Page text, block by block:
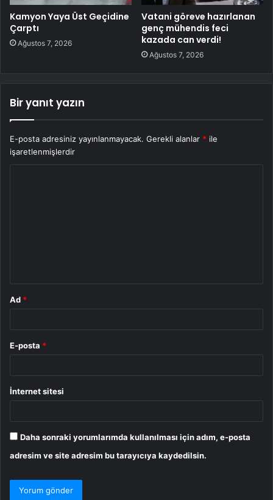
Kamyon Yaya Üst Geçidine
Çarptı
Ağustos 7, 2026
Vatani göreve hazırlanan
genç mühendis feci
kazada can verdi!
Ağustos 7, 2026
Bir yanıt yazın
E-posta adresiniz yayınlanmayacak. Gerekli alanlar * ile
işaretlenmişlerdir
Ad *
E-posta *
İnternet sitesi
Daha sonraki yorumlarımda kullanılması için adım, e-posta
adresim ve site adresim bu tarayıcıya kaydedilsin.